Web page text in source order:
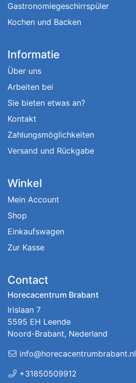
Gastronomiegeschirrspüler
Kochen und Backen
Informatie
Über uns
Arbeiten bei
Sie bieten etwas an?
Kontakt
Zahlungsmöglichkeiten
Versand und Rückgabe
Winkel
Mein Account
Shop
Einkaufswagen
Zur Kasse
Contact
Horecacentrum Brabant
Irislaan 7
5595 EH Leende
Noord-Brabant, Nederland
info@horecacentrumbrabant.nl
+31850509912